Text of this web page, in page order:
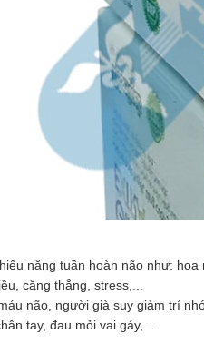
năng tuần hoàn não như:
căng thẳng, stress,...
não, người già suy giảm trí
tay, đau mỏi vai gáy,...